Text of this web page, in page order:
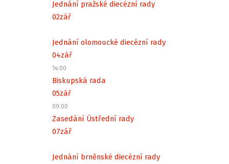
Jednání pražské diecézní rady
02zář
Jednání olomoucké diecézní rady
04zář
14:00
Biskupská rada
05zář
09:00
Zasedání Ústřední rady
07zář
Jednání brněnské diecézní rady